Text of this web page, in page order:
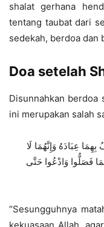
shalat gerhana
tentang taubat dari
sedekah, berdoa dan
Doa setelah
Disunnahkan berdoa
ini merupakan salah
عِبَادَهُ وَإِنَّهُمَا لَا
فَصَلُّوا وَادْعُوا حَتَّى
“Sesungguhnya